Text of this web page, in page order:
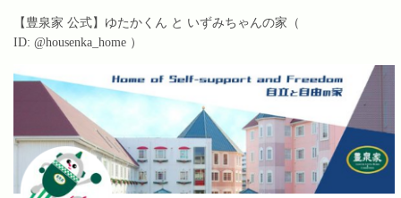
【豊泉家 公式】ゆたかくん と いずみちゃんの家（
ID: @housenka_home ）